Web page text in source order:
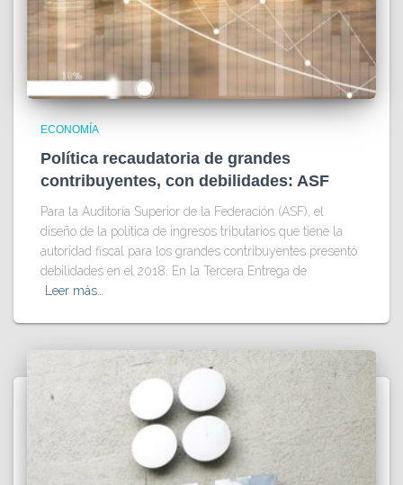
ECONOMÍA
Política recaudatoria de grandes
contribuyentes, con debilidades: ASF
Para la Auditoría Superior de la Federación (ASF), el
diseño de la política de ingresos tributarios que tiene la
autoridad fiscal para los grandes contribuyentes presentó
debilidades en el 2018. En la Tercera Entrega de
Leer más…